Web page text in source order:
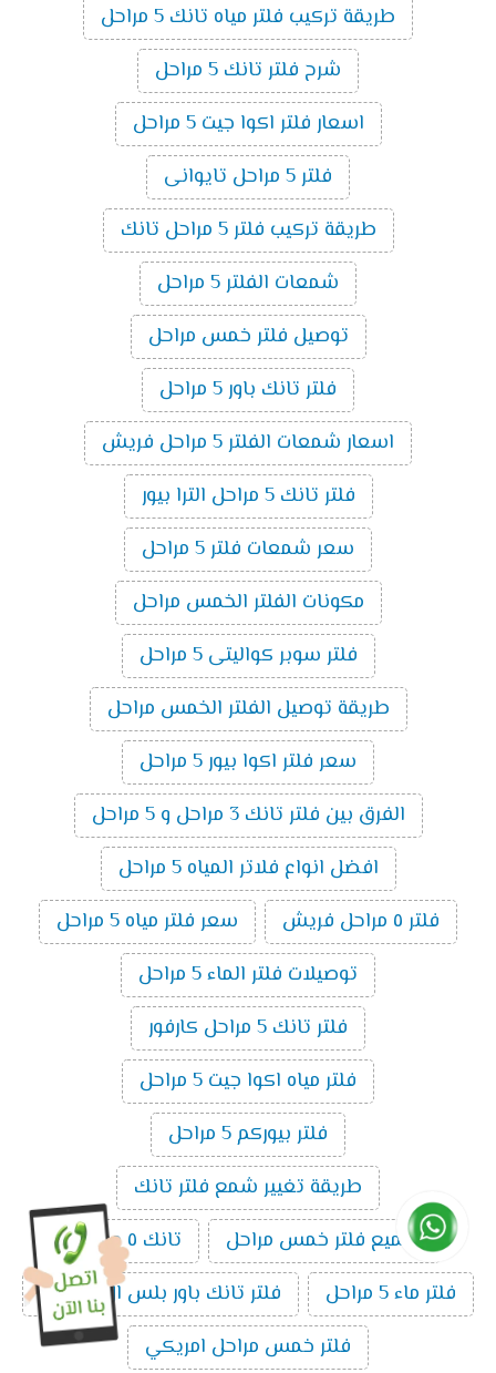
طريقة تركيب فلتر مياه تانك 5 مراحل
شرح فلتر تانك 5 مراحل
اسعار فلتر اكوا جيت 5 مراحل
فلتر 5 مراحل تايوانى
طريقة تركيب فلتر 5 مراحل تانك
شمعات الفلتر 5 مراحل
توصيل فلتر خمس مراحل
فلتر تانك باور 5 مراحل
اسعار شمعات الفلتر 5 مراحل فريش
فلتر تانك 5 مراحل الترا بيور
سعر شمعات فلتر 5 مراحل
مكونات الفلتر الخمس مراحل
فلتر سوبر كواليتى 5 مراحل
طريقة توصيل الفلتر الخمس مراحل
سعر فلتر اكوا بيور 5 مراحل
الفرق بين فلتر تانك 3 مراحل و 5 مراحل
افضل انواع فلاتر المياه 5 مراحل
فلتر ٥ مراحل فريش
سعر فلتر مياه 5 مراحل
توصيلات فلتر الماء 5 مراحل
فلتر تانك 5 مراحل كارفور
فلتر مياه اكوا جيت 5 مراحل
فلتر بيوركم 5 مراحل
طريقة تغيير شمع فلتر تانك
تجميع فلتر خمس مراحل
تانك ٥ مراحل
فلتر ماء 5 مراحل
فلتر تانك باور بلس ال5 مراحل
فلتر خمس مراحل امريكي